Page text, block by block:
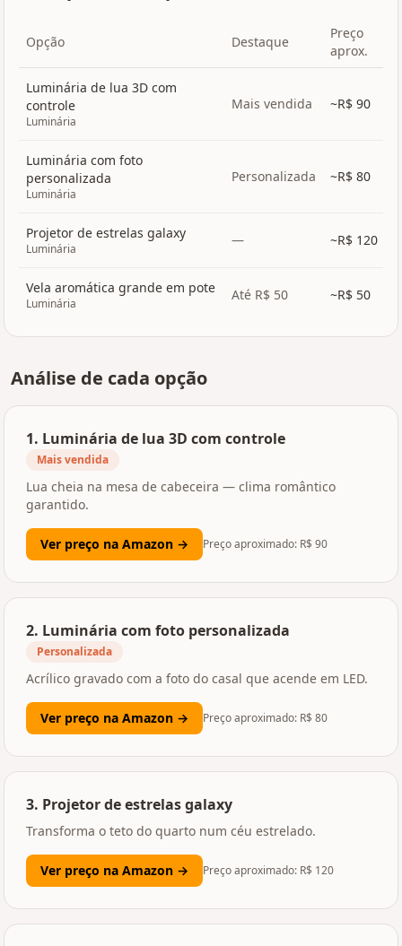
Opção Destaque
Preço
aprox.
Luminária de lua 3D com
controle
Luminária
Mais vendida ~R$ 90
Luminária com foto
personalizada
Luminária
Personalizada ~R$ 80
Projetor de estrelas galaxy
Luminária
— ~R$ 120
Vela aromática grande em pote
Luminária
Até R$ 50 ~R$ 50
Análise de cada opção
1. Luminária de lua 3D com controle
Mais vendida
Lua cheia na mesa de cabeceira — clima romântico
garantido.
Ver preço na Amazon → Preço aproximado: R$ 90
2. Luminária com foto personalizada
Personalizada
Acrílico gravado com a foto do casal que acende em LED.
Ver preço na Amazon → Preço aproximado: R$ 80
3. Projetor de estrelas galaxy
Transforma o teto do quarto num céu estrelado.
Ver preço na Amazon → Preço aproximado: R$ 120